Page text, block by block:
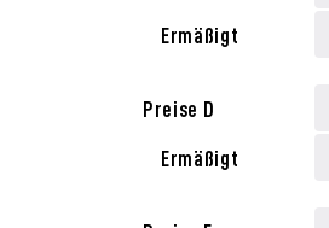
Ermäßigt
Preise D
Ermäßigt